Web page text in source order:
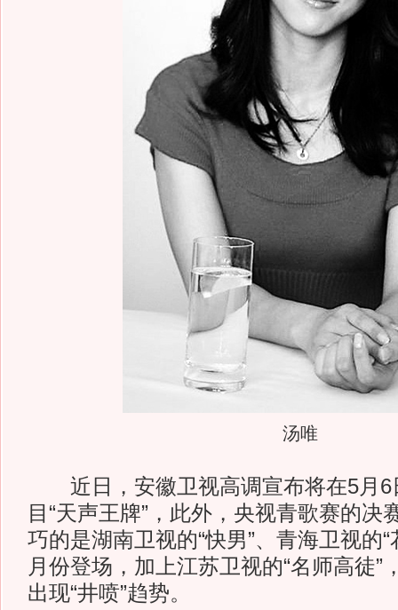
汤唯
近日，安徽卫视高调宣布将在5月6
目“天声王牌”，此外，央视青歌赛的决
巧的是湖南卫视的“快男”、青海卫视的
月份登场，加上江苏卫视的“名师高徒”
出现“井喷”趋势。